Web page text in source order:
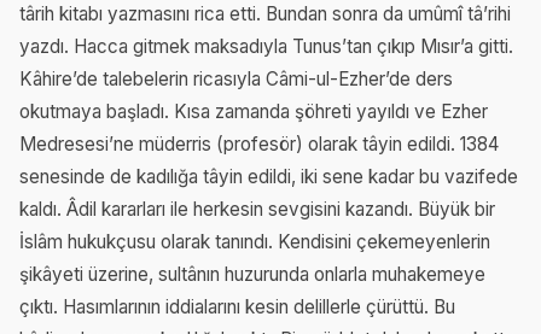
târih kitabı yazmasını rica etti. Bundan sonra da umûmî tâ’rihi
yazdı. Hacca gitmek maksadıyla Tunus’tan çıkıp Mısır’a gitti.
Kâhire’de talebelerin ricasıyla Câmi-ul-Ezher’de ders
okutmaya başladı. Kısa zamanda şöhreti yayıldı ve Ezher
Medresesi’ne müderris (profesör) olarak tâyin edildi. 1384
senesinde de kadılığa tâyin edildi, iki sene kadar bu vazifede
kaldı. Âdil kararları ile herkesin sevgisini kazandı. Büyük bir
İslâm hukukçusu olarak tanındı. Kendisini çekemeyenlerin
şikâyeti üzerine, sultânın huzurunda onlarla muhakemeye
çıktı. Hasımlarının iddialarını kesin delillerle çürüttü. Bu